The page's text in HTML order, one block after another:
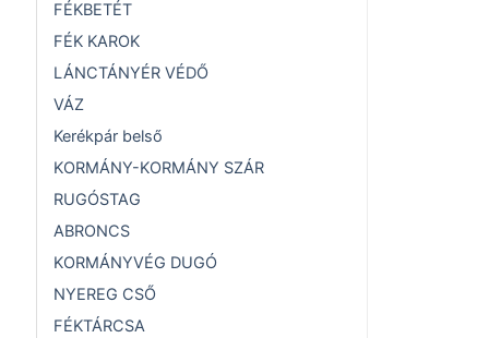
FÉKBETÉT
FÉK KAROK
LÁNCTÁNYÉR VÉDŐ
VÁZ
Kerékpár belső
KORMÁNY-KORMÁNY SZÁR
RUGÓSTAG
ABRONCS
KORMÁNYVÉG DUGÓ
NYEREG CSŐ
FÉKTÁRCSA